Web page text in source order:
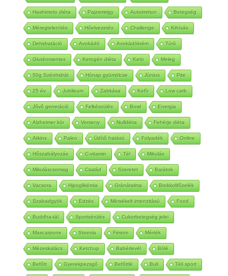
Hashimoto diéta Pajzsmirigy Autoimmun Betegség
Méregtelenítés Hőelvezetés Challenge Kihívás
Dehidratáció Avokádó Avokádókrém Túró
Gluténmentes Ketogén diéta Keto Meleg
50g Szénhidrát Hónap gyümölcse Június Pite
25 év Jubileum Zabkása Kefír Low carb
Jővő generáció Felkészülés Bowl Energia
Alzheimer kór Verseny Nulldiéta Fehérje diéta
Atkins Paleo Üdítő hatású Folyadék Online
Hőszabályozás C-vitamin Tél Mikulás
Mikuláscsomag Család Szeretet Barátok
Vacsora Hipoglikémia Gránátalma Brokkolifőzelék
Szabadgyök Edzés Mérsékelt intenzitású Food
Buddha-tál Sportsérülés Cukorbetegség jelei
Mascarpone Steevia Fimom Mérték
Mézeskalács Ketchup Babérlevél Bólé
Befőtt Gyerekpezsgő Befőttlé Buli Téli sport